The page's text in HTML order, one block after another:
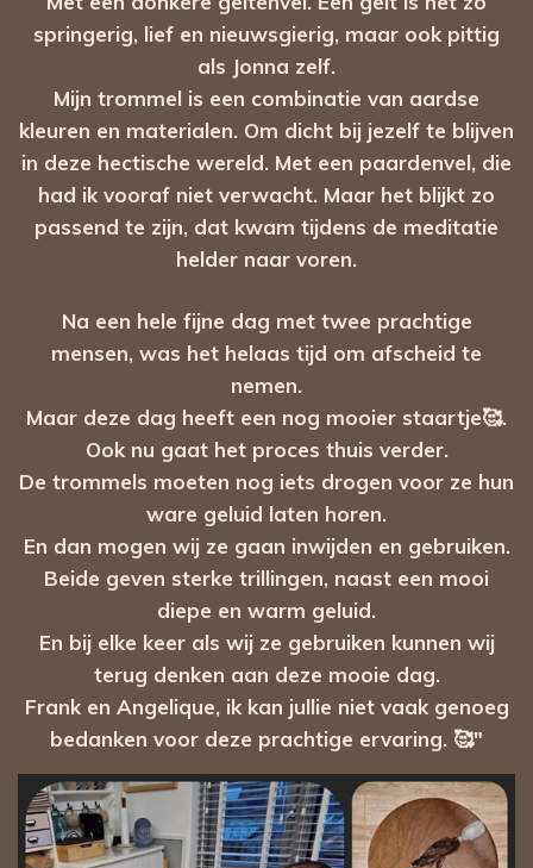
springerig, lief en nieuwsgierig, maar ook pittig
als Jonna zelf.
Mijn trommel is een combinatie van aardse
kleuren en materialen. Om dicht bij jezelf te blijven
in deze hectische wereld. Met een paardenvel, die
had ik vooraf niet verwacht. Maar het blijkt zo
passend te zijn, dat kwam tijdens de meditatie
helder naar voren.
Na een hele fijne dag met twee prachtige
mensen, was het helaas tijd om afscheid te
nemen.
Maar deze dag heeft een nog mooier staartje🥰.
Ook nu gaat het proces thuis verder.
De trommels moeten nog iets drogen voor ze hun
ware geluid laten horen.
En dan mogen wij ze gaan inwijden en gebruiken.
Beide geven sterke trillingen, naast een mooi
diepe en warm geluid.
En bij elke keer als wij ze gebruiken kunnen wij
terug denken aan deze mooie dag.
Frank en Angelique, ik kan jullie niet vaak genoeg
bedanken voor deze prachtige ervaring. 🥰"